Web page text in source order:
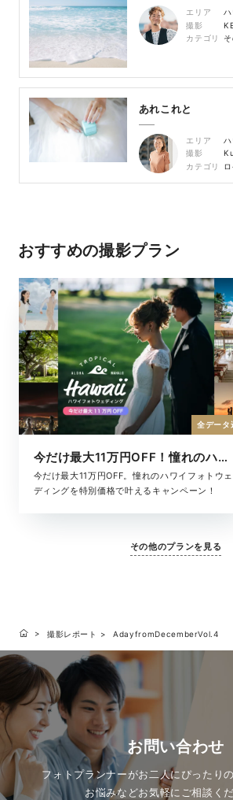
エリア
ハ
撮影
カテゴリ
あれこれと
エリア
ハ
撮影
カテゴリ
おすすめの撮影プラン
今だけ最大11万円OFF！憧れのハワイフォト
今だけ最大11万円OFF。憧れのハワイフォトウェ
ディングを特別価格で叶えるキャンペーン！
全データ
その他のプランを見る
撮影レポート AdayfromDecemberVol.4
お問い合わせ
フォトプランナーがお二人にぴったり
お悩みなどお気軽にご相談く